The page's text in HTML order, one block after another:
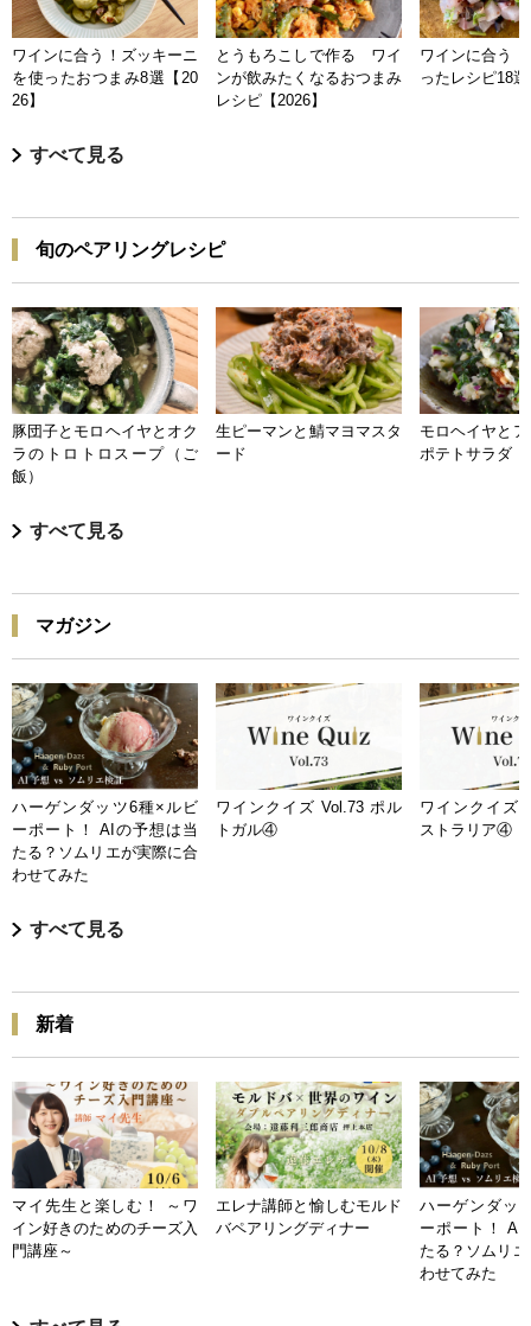
ワインに合う！ズッキーニ
を使ったおつまみ8選【20
26】
とうもろこしで作る ワイ
ンが飲みたくなるおつまみ
レシピ【2026】
ワインに合う
ったレシピ18
すべて見る
旬のペアリングレシピ
豚団子とモロヘイヤとオク
ラのトロトロスープ（ご
飯）
生ピーマンと鯖マヨマスタ
ード
モロヘイヤと
ポテトサラダ
すべて見る
マガジン
ハーゲンダッツ6種×ルビ
ーポート！ AIの予想は当
たる？ソムリエが実際に合
わせてみた
ワインクイズ Vol.73 ポル
トガル④
ワインクイズ
ストラリア④
すべて見る
新着
マイ先生と楽しむ！ ～ワ
イン好きのためのチーズ入
門講座～
エレナ講師と愉しむモルド
バペアリングディナー
ハーゲンダッ
ーポート！ AI
たる？ソムリ
わせてみた